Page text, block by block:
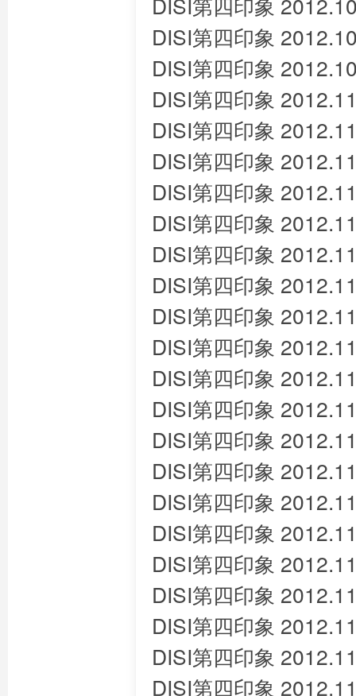
DISI第四印象
DISI第四印象
DISI第四印象
DISI第四印象
DISI第四印象
DISI第四印象
DISI第四印象
DISI第四印象
DISI第四印象
DISI第四印象
DISI第四印象
DISI第四印象
DISI第四印象
DISI第四印象
DISI第四印象
DISI第四印象
DISI第四印象
DISI第四印象
DISI第四印象
DISI第四印象
DISI第四印象
DISI第四印象